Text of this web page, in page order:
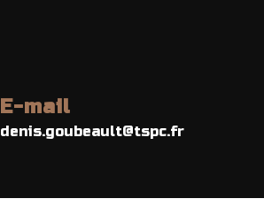
E-mail
denis.goubeault@tspc.fr